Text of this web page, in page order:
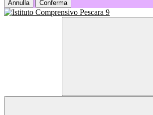
Annulla Conferma